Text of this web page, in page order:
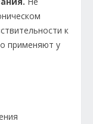
к
применяют у